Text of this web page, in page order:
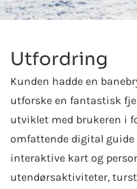
Utfordring
Kunden hadde en
utforske en fantastisk
utviklet med brukeren i
omfattende digital
interaktive kart og
utendørsaktiviteter,